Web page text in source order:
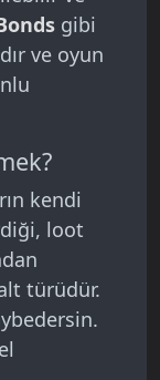
gibi
ve oyun
kendi
loot
türüdür.